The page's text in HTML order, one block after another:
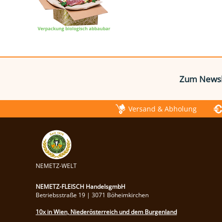
Zum
Versand & Abholung
NEMETZ-WELT
NEMETZ-FLEISCH HandelsgmbH
Betriebsstraße 19 | 3071 Böheimkirchen
10x in Wien, Niederösterreich und dem Burgenland